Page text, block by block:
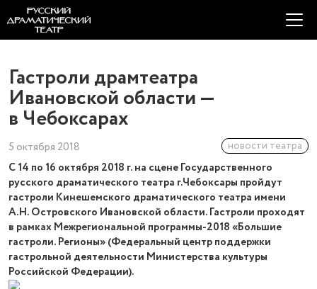
Гастроли драмтеатра
Ивановской области —
в Чебоксарах
5 октября 2018 новости театра
С 14 по 16 октября 2018 г. на сцене Государственного
русского драматического театра г.Чебоксары пройдут
гастроли Кинешемского драматического театра имени
А.Н. Островского Ивановской области. Гастроли проходят
в рамках Межрегиональной программы-2018 «Большие
гастроли. Регионы» (Федеральный центр поддержки
гастрольной деятельности Министерства культуры
Российской Федерации).